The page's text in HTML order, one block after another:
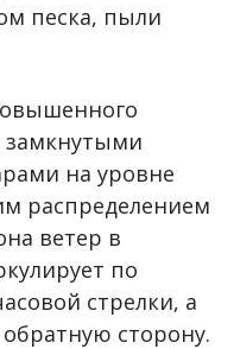
песка, пыли
замкнутыми
на уровне
распределением
ветер в
по
стрелки, а
сторону.